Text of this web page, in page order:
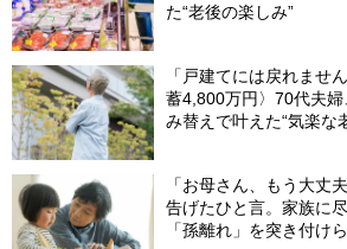
た“老後の楽しみ”
「戸建てには戻れませ
蓄4,800万円〉70代夫
み替えで叶えた“気楽な
「お母さん、もう大丈
告げたひと言。家族に
「孫離れ」を突き付け